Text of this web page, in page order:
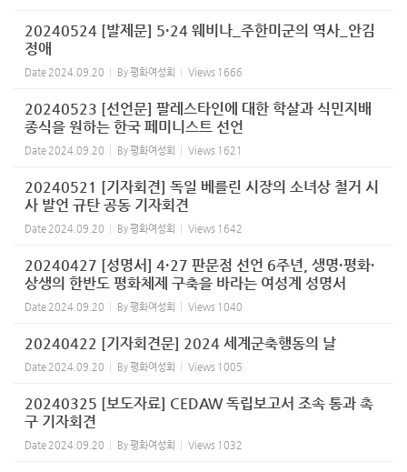
20240524 [발제문] 5·24 웨비나_주한미군의 역사_안김
정애
Date 2024.09.20 By평화여성회 Views 1666
20240523 [선언문] 팔레스타인에 대한 학살과 식민지배
종식을 원하는 한국 페미니스트 선언
Date 2024.09.20 By평화여성회 Views 1621
20240521 [기자회견] 독일 베를린 시장의 소녀상 철거 시
사 발언 규탄 공동 기자회견
Date 2024.09.20 By평화여성회 Views 1642
20240427 [성명서] 4·27 판문점 선언 6주년, 생명·평화·
상생의 한반도 평화체제 구축을 바라는 여성계 성명서
Date 2024.09.20 By평화여성회 Views 1040
20240422 [기자회견문] 2024 세계군축행동의 날
Date 2024.09.20 By평화여성회 Views 1005
20240325 [보도자료] CEDAW 독립보고서 조속 통과 촉
구 기자회견
Date 2024.09.20 By평화여성회 Views 1032